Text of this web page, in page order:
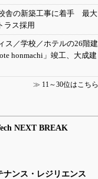
舎の新築工事に着手 最大
ラス採用
ス／学校／ホテルの26階建
honmachi」竣工、大成建
≫ 11～30位はこちら
NEXT BREAK
ナンス・レジリエンス